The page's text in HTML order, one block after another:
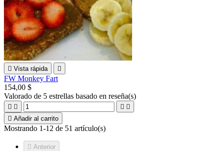
 Vista rápida 
FW Monkey Fart
154,00 $
Valorado de 5 estrellas basado en reseña(s)
   
 Añadir al carrito
Mostrando 1-12 de 51 artículo(s)
 Anterior